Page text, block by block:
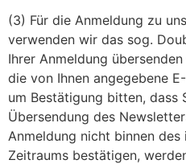
(3) Für die Anmeldung zu
verwenden wir das sog.
Ihrer Anmeldung
die von Ihnen angegebene
um Bestätigung bitten, dass
Übersendung des
Anmeldung nicht binnen
Zeitraums bestätigen,